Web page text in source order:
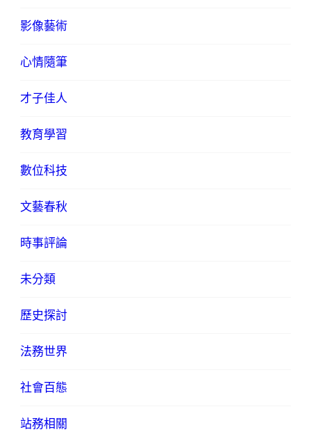
影像藝術
心情隨筆
才子佳人
教育學習
數位科技
文藝春秋
時事評論
未分類
歷史探討
法務世界
社會百態
站務相關